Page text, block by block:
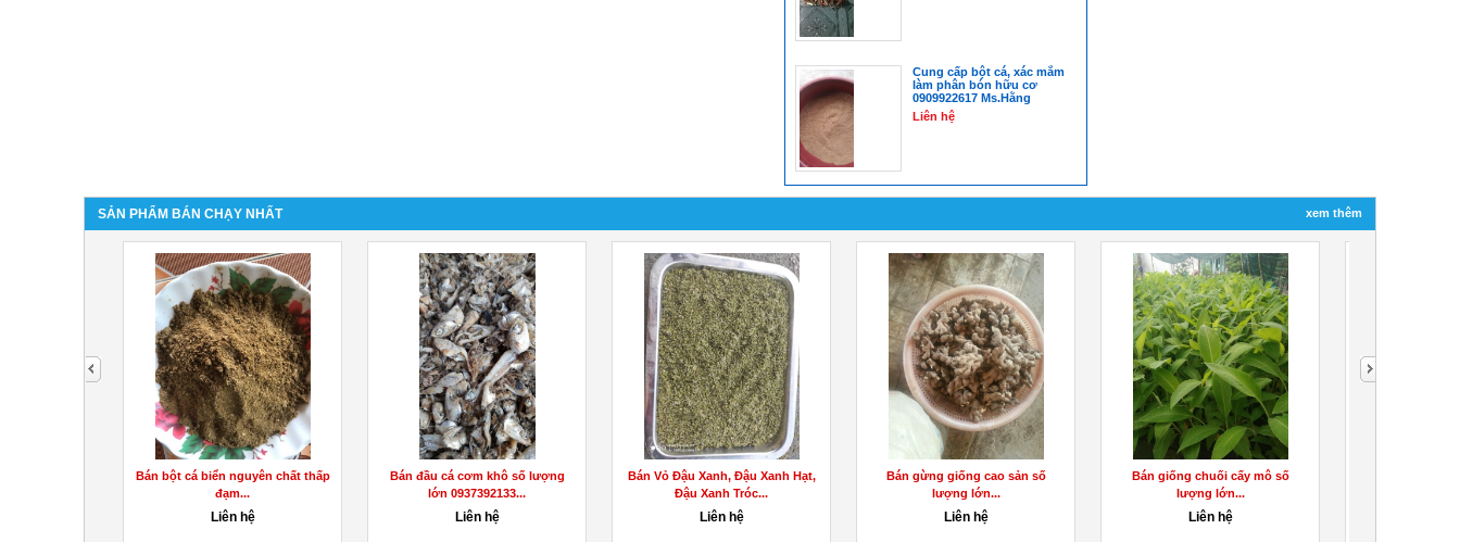
Cung cấp bột cá, xác mắm
làm phân bón hữu cơ
0909922617 Ms.Hằng
Liên hệ
SẢN PHẨM BÁN CHẠY NHẤT xem thêm
Bán bột cá biển nguyên chất thấp
đạm...
Liên hệ
Bán đầu cá cơm khô số lượng
lớn 0937392133...
Liên hệ
Bán Vỏ Đậu Xanh, Đậu Xanh Hạt,
Đậu Xanh Tróc...
Liên hệ
Bán gừng giống cao sản số
lượng lớn...
Liên hệ
Bán giống chuối cấy mô số
lượng lớn...
Liên hệ
next